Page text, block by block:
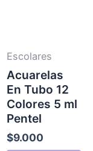
Escolares
Acuarelas
En Tubo 12
Colores 5 ml
Pentel
$9.000